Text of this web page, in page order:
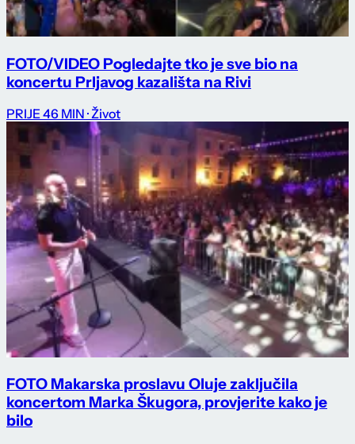
FOTO/VIDEO Pogledajte tko je sve bio na
koncertu Prljavog kazališta na Rivi
PRIJE 46 MIN · Život
FOTO Makarska proslavu Oluje zaključila
koncertom Marka Škugora, provjerite kako je
bilo